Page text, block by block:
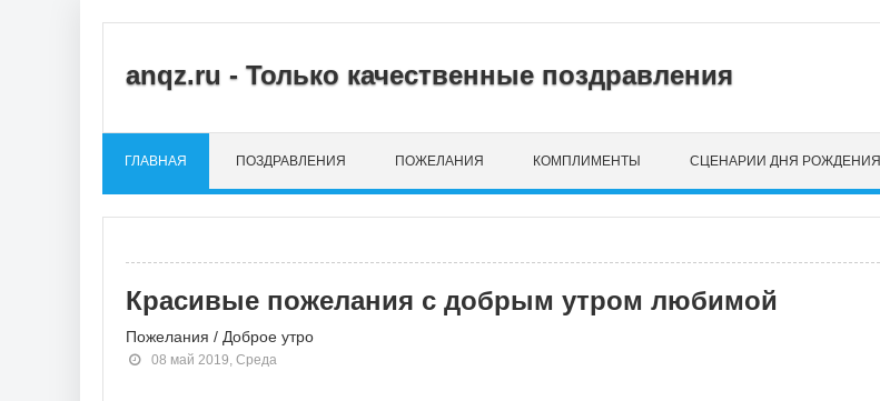
anqz.ru - Только качественные поздравления
ГЛАВНАЯ ПОЗДРАВЛЕНИЯ ПОЖЕЛАНИЯ КОМПЛИМЕНТЫ СЦЕНАРИИ ДНЯ РОЖДЕНИЯ
Красивые пожелания с добрым утром любимой
Пожелания / Доброе утро
08 май 2019, Среда